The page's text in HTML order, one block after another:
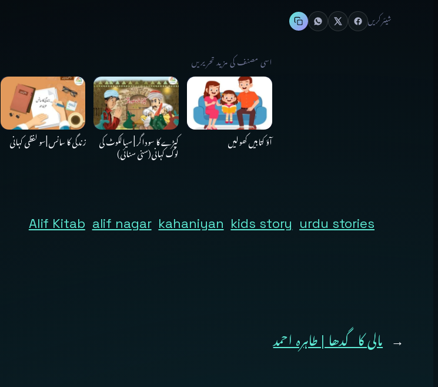
شیئر کریں
اسی مصنف کی مزید تحریریں
آؤ کتابیں کھولیں کپڑے کا سوداگر | سیالکوٹ کی
لوک کہانی(سنی سنائی)
زندگی کا سانس |سو لفظی کہانی
Alif Kitab alif nagar kahaniyan kids story urdu stories
← مالی کا گدھا | طاہرہ احمد